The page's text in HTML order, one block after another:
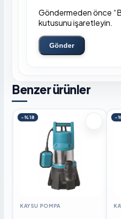
Göndermeden önce
kutusunu işaretleyin.
Gönder
Benzer ürünler
-%18
KAYSU POMPA
-